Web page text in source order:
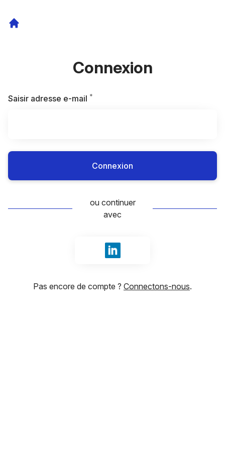
Connexion
Saisir adresse e-mail *
Connexion
ou continuer
avec
Se connecter avec LinkedIn
Pas encore de compte ? Connectons-nous.